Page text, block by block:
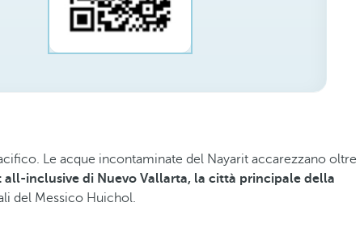
Le acque incontaminate del Nayarit accarezzano oltre
all-inclusive di Nuevo Vallarta, la città principale della
del Messico Huichol.